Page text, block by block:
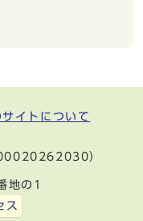
サイトについて
）
地の1
ス